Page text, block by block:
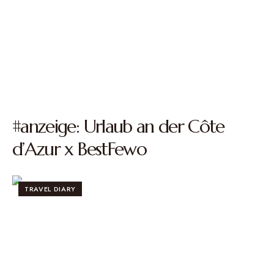
#anzeige: Urlaub an der Côte
d’Azur x BestFewo
TRAVEL DIARY